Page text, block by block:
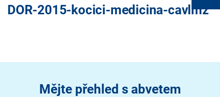
DOR-2015-kocici-medicina-cavlmz
Mějte přehled s abvetem